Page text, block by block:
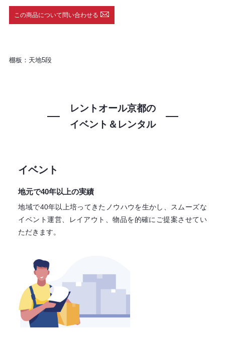
この商品について問い合わせる
棚板：天地5段
レントオール京都の
イベント＆レンタル
イベント
地元で40年以上の実績
地域で40年以上培ってきたノウハウを生かし、スムーズな
イベント運営、レイアウト、物品を的確にご提案させてい
ただきます。